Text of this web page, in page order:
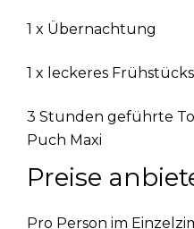
1 x Übernachtung
1 x leckeres
3 Stunden geführte
Puch Maxi
Preise
Pro Person im